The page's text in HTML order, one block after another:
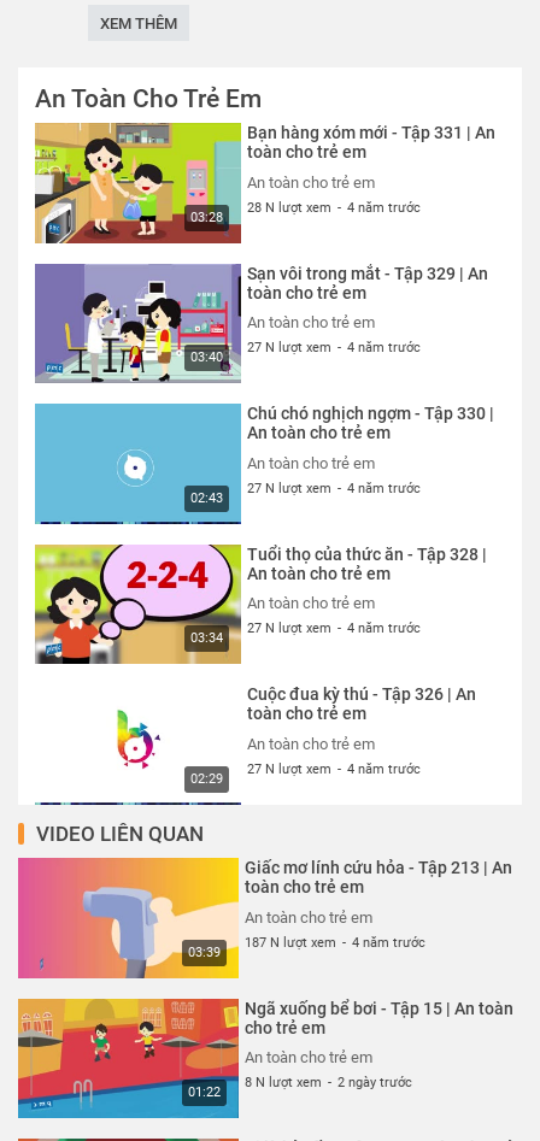
ra, nhằm mang lại môi trường phát triển an toàn, lành
We care about safety of children. SK VN provide free
educational sources and materials of kid safety.
Thể loại :PHIM
XEM THÊM
An Toàn Cho Trẻ Em
03:28
Bạn hàng xóm mới - Tập 331 | An
toàn cho trẻ em
An toàn cho trẻ em
28 N lượt xem - 4 năm trước
03:40
Sạn vôi trong mắt - Tập 329 | An
toàn cho trẻ em
An toàn cho trẻ em
27 N lượt xem - 4 năm trước
02:43
Chú chó nghịch ngợm - Tập 330 |
An toàn cho trẻ em
An toàn cho trẻ em
27 N lượt xem - 4 năm trước
03:34
Tuổi thọ của thức ăn - Tập 328 |
An toàn cho trẻ em
An toàn cho trẻ em
27 N lượt xem - 4 năm trước
02:29
Cuộc đua kỳ thú - Tập 326 | An
toàn cho trẻ em
An toàn cho trẻ em
27 N lượt xem - 4 năm trước
An toàn cho trẻ em
27 N lượt xem
03:23
An toàn cho trẻ em
An toàn cho trẻ em
27 N lượt xem
VIDEO LIÊN QUAN
03:39
Giấc mơ lính cứu hỏa - Tập 213 | An
toàn cho trẻ em
An toàn cho trẻ em
187 N lượt xem - 4 năm trước
01:22
Ngã xuống bể bơi - Tập 15 | An toàn
cho trẻ em
An toàn cho trẻ em
8 N lượt xem - 2 ngày trước